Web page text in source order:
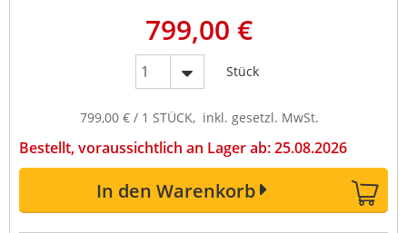
799,00 €
Stück
799,00 € / 1 STÜCK, inkl. gesetzl. MwSt.
Bestellt, voraussichtlich an Lager ab: 25.08.2026
In den Warenkorb